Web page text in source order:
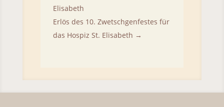
Elisabeth
Erlös des 10. Zwetschgenfestes für
das Hospiz St. Elisabeth →